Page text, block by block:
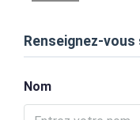
Renseignez-
Nom